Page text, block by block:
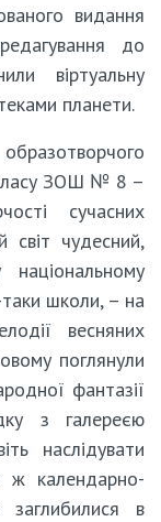
видання
до
віртуальну
планети.
ЗОШ № 8 –
сучасних
чудесний,
таки школи, – на
весняних
поглянули
фантазії
з галереєю
наслідувати
ж календарно-
в